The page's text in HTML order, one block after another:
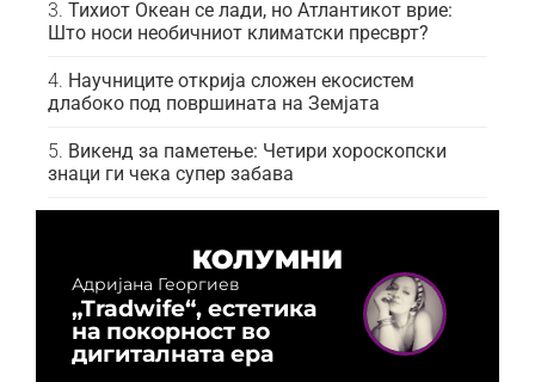
Тихиот Океан се лади, но Атлантикот врие:
Што носи необичниот климатски пресврт?
Научниците открија сложен екосистем
длабоко под површината на Земјата
Викенд за паметење: Четири хороскопски
знаци ги чека супер забава
КОЛУМНИ
Адријана Георгиев
„Tradwife“, естетика
на покорност во
дигиталната ера